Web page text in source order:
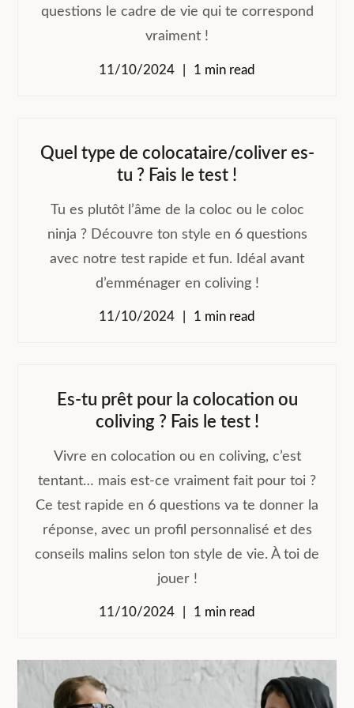
questions le cadre de vie qui te correspond
vraiment !
11/10/2024 1 min read
Quel type de colocataire/coliver es-
tu ? Fais le test !
Tu es plutôt l’âme de la coloc ou le coloc
ninja ? Découvre ton style en 6 questions
avec notre test rapide et fun. Idéal avant
d’emménager en coliving !
11/10/2024 1 min read
Es-tu prêt pour la colocation ou
coliving ? Fais le test !
Vivre en colocation ou en coliving, c’est
tentant… mais est-ce vraiment fait pour toi ?
Ce test rapide en 6 questions va te donner la
réponse, avec un profil personnalisé et des
conseils malins selon ton style de vie. À toi de
jouer !
11/10/2024 1 min read